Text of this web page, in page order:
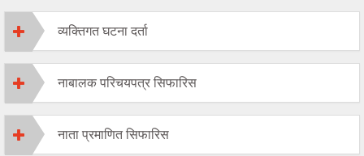
व्यक्तिगत घटना दर्ता
नाबालक परिचयपत्र सिफारिस
नाता प्रमाणित सिफारिस